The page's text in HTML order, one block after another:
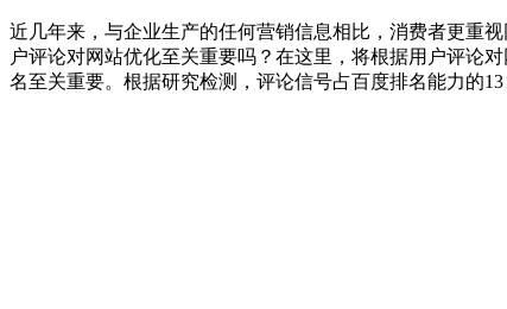
近几年来，与企业生产的任何营销信息相比，消费者更重
户评论对网站优化至关重要吗？在这里，将根据用户评论
名至关重要。根据研究检测，评论信号占百度排名能力的